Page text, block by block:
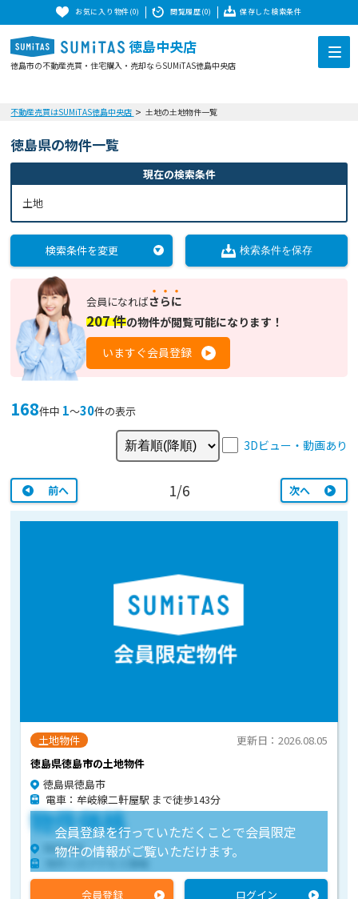
お気に入り物件(0) 閲覧履歴(0) 保存した検索条件
徳島中央店
徳島市の不動産売買・住宅購入・売却ならSUMiTAS徳島中央店
不動産売買はSUMiTAS徳島中央店 土地の土地物件一覧
徳島県の物件一覧
現在の検索条件
土地
検索条件を変更 検索条件を保存
会員になればさらに
207件の物件が閲覧可能になります！
いますぐ会員登録
168件中 1〜30件の表示
3Dビュー・動画あり
前へ 1/6 次へ
土地物件
徳島県徳島市の土地物件
更新日：2026.08.05
徳島県徳島市
電車：牟岐線二軒屋駅 まで徒歩143分
会員登録を行っていただくことで会員限定
物件の情報がご覧いただけます。
物件価格
物件住所
物件へのアクセス情報
会員登録 ログイン